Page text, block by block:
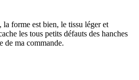
forme est bien, le tissu léger et
les tous petits défauts des hanches
de ma commande.